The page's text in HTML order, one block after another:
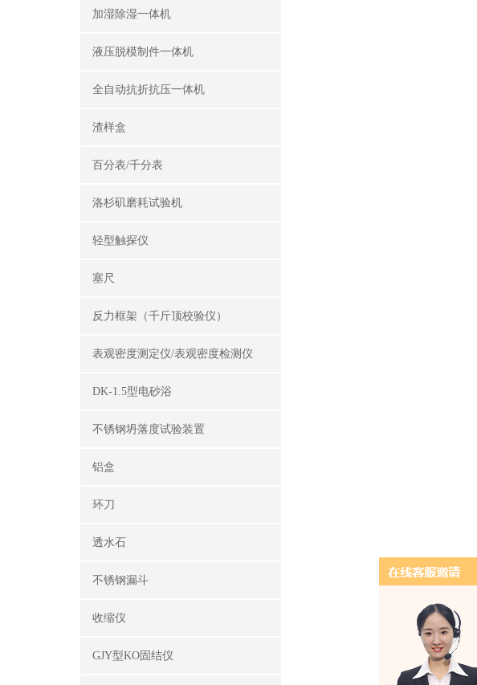
加湿除湿一体机
液压脱模制件一体机
全自动抗折抗压一体机
渣样盒
百分表/千分表
洛杉矶磨耗试验机
轻型触探仪
塞尺
反力框架（千斤顶校验仪）
表观密度测定仪/表观密度检测仪
DK-1.5型电砂浴
不锈钢坍落度试验装置
铝盒
环刀
透水石
不锈钢漏斗
收缩仪
GJY型KO固结仪